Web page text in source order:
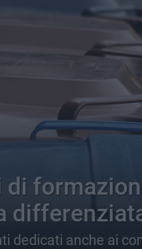
di
dedicati anche ai